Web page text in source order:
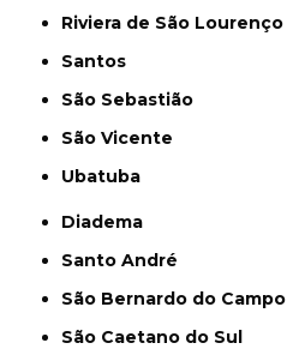
Riviera de São Lourenço
Santos
São Sebastião
São Vicente
Ubatuba
Diadema
Santo André
São Bernardo do Campo
São Caetano do Sul